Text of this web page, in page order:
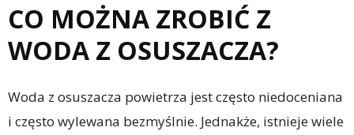
CO MOŻNA ZROBIĆ Z
WODA Z OSUSZACZA?
Woda z osuszacza powietrza jest często niedoceniana
i często wylewana bezmyślnie. Jednakże, istnieje wiele